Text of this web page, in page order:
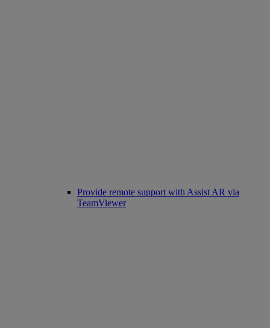
Provide remote support with Assist AR via
TeamViewer